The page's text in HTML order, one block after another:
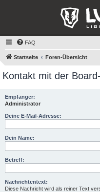
FAQ
Startseite Foren-Übersicht
Kontakt mit der
Empfänger:
Administrator
Deine E-Mail-Adresse:
Dein Name:
Betreff:
Nachrichtentext:
Diese Nachricht wird als reiner Text